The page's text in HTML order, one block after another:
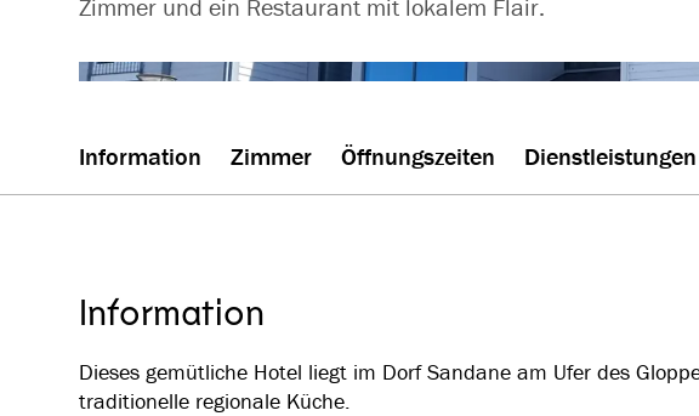
Zimmer und ein Restaurant mit lokalem Flair.
Information Zimmer Öffnungszeiten Dienstleistungen
Information
Dieses gemütliche Hotel liegt im Dorf Sandane am Ufer des
traditionelle regionale Küche.